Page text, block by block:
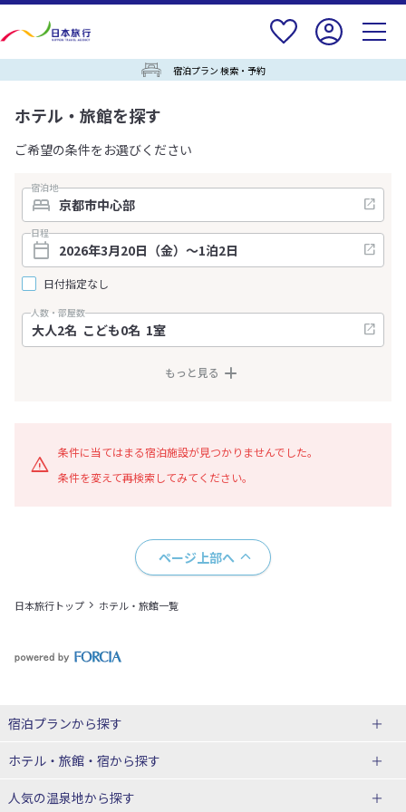
宿泊プラン 検索・予約
ホテル・旅館を探す
ご希望の条件をお選びください
宿泊地
日程
日付指定なし
人数・部屋数
もっと見る
条件に当てはまる宿泊施設が見つかりませんでした。
条件を変えて再検索してみてください。
ページ上部へ
日本旅行トップ ホテル・旅館一覧
宿泊プランから探す
北海道
東北
ホテル・旅館・宿から探す
北海道ホテル・旅館
人気の温泉地から探す